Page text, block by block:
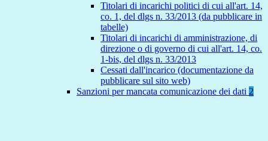
Titolari di incarichi politici di cui all'art. 14,
co. 1, del dlgs n. 33/2013 (da pubblicare in
tabelle)
Titolari di incarichi di amministrazione, di
direzione o di governo di cui all'art. 14, co.
1-bis, del dlgs n. 33/2013
Cessati dall'incarico (documentazione da
pubblicare sul sito web)
Sanzioni per mancata comunicazione dei dati 2